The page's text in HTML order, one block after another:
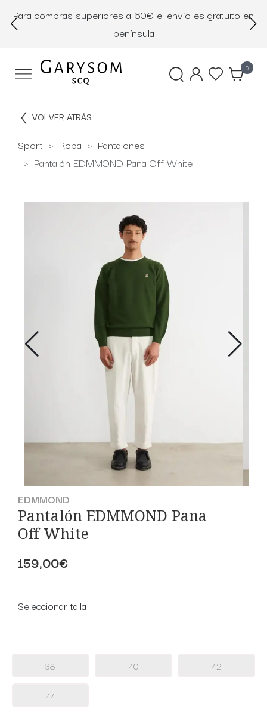
Para compras superiores a 60€ el envío es gratuito en
península
0
VOLVER ATRÁS
Sport Ropa
Pantalones
Pantalón EDMMOND Pana Off White
EDMMOND
Pantalón EDMMOND Pana
Off White
159,00€
Seleccionar talla
38 40 42
44